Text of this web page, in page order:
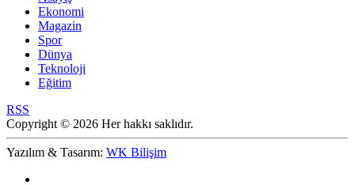
Ekonomi
Magazin
Spor
Dünya
Teknoloji
Eğitim
RSS
Copyright © 2026 Her hakkı saklıdır.
Yazılım & Tasarım: WK Bilişim